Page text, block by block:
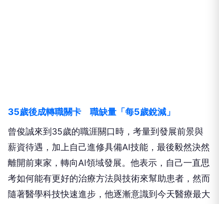
35歲後成轉職關卡 職缺量「每5歲銳減」
曾俊誠來到35歲的職涯關口時，考量到發展前景與
薪資待遇，加上自己進修具備AI技能，最後毅然決然
離開前東家，轉向AI領域發展。他表示，自己一直思
考如何能有更好的治療方法與技術來幫助患者，然而
隨著醫學科技快速進步，他逐漸意識到今天醫療最大